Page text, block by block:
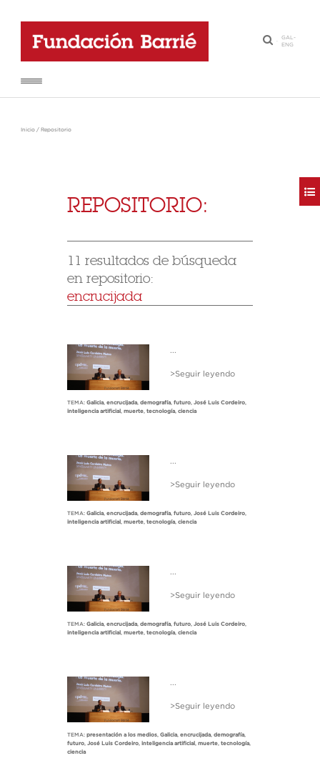
·
GAL-
ENG
Inicio / Repositorio
REPOSITORIO:
11 resultados de búsqueda
en repositorio:
encrucijada
>Seguir leyendo
TEMA: Galicia, encrucijada, demografía, futuro, José Luis Cordeiro,
inteligencia artificial , muerte, tecnología, ciencia
>Seguir leyendo
TEMA: Galicia, encrucijada, demografía, futuro, José Luis Cordeiro,
inteligencia artificial , muerte, tecnología, ciencia
>Seguir leyendo
TEMA: Galicia, encrucijada, demografía, futuro, José Luis Cordeiro,
inteligencia artificial , muerte, tecnología, ciencia
>Seguir leyendo
TEMA: presentación a los medios, Galicia, encrucijada, demografía,
futuro, José Luis Cordeiro, inteligencia artificial , muerte, tecnología,
ciencia